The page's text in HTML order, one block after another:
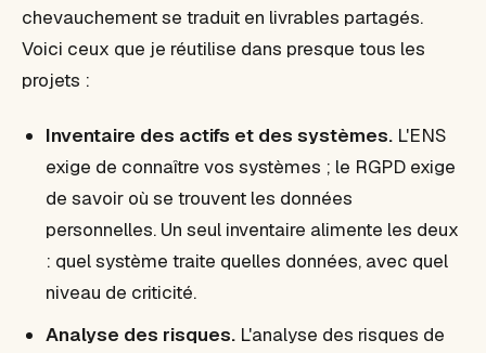
chevauchement se traduit en livrables partagés.
Voici ceux que je réutilise dans presque tous les
projets :
Inventaire des actifs et des systèmes. L'ENS
exige de connaître vos systèmes ; le RGPD exige
de savoir où se trouvent les données
personnelles. Un seul inventaire alimente les deux
: quel système traite quelles données, avec quel
niveau de criticité.
Analyse des risques. L'analyse des risques de